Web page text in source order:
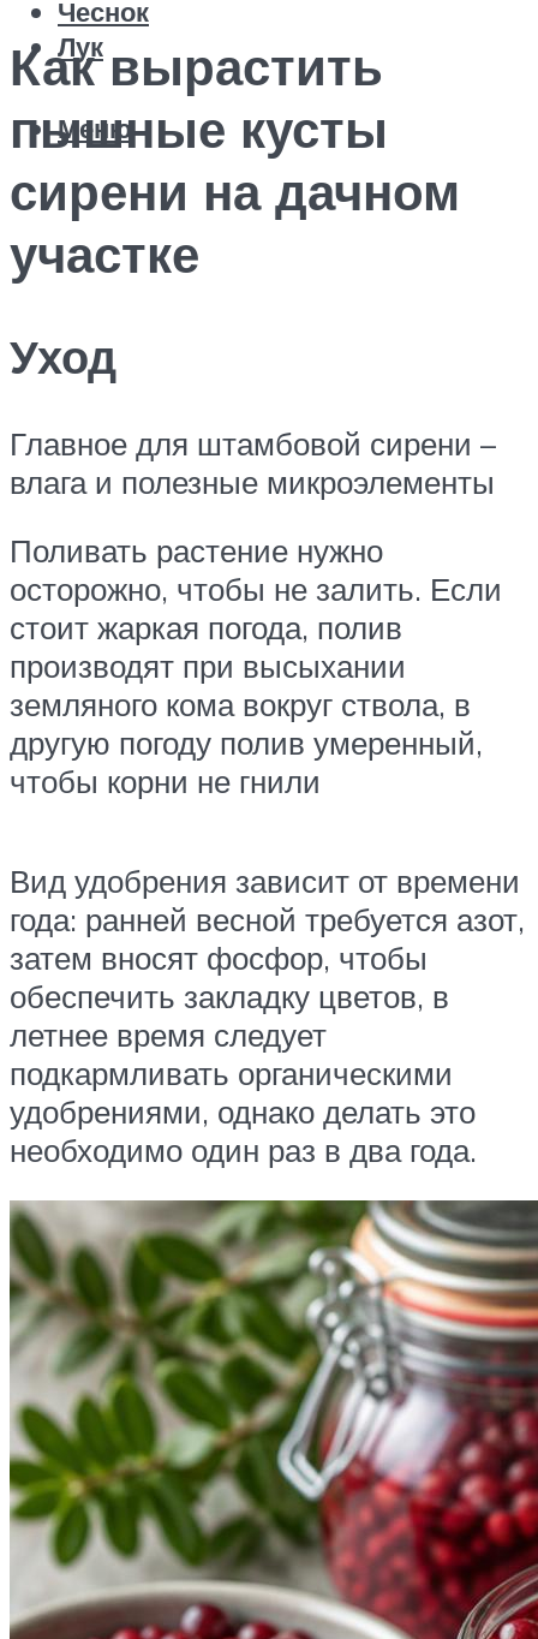
Чеснок
Лук
Меню
Как вырастить
пышные кусты
сирени на дачном
участке
Уход
Главное для штамбовой сирени –
влага и полезные микроэлементы
Поливать растение нужно
осторожно, чтобы не залить. Если
стоит жаркая погода, полив
производят при высыхании
земляного кома вокруг ствола, в
другую погоду полив умеренный,
чтобы корни не гнили
Вид удобрения зависит от времени
года: ранней весной требуется азот,
затем вносят фосфор, чтобы
обеспечить закладку цветов, в
летнее время следует
подкармливать органическими
удобрениями, однако делать это
необходимо один раз в два года.